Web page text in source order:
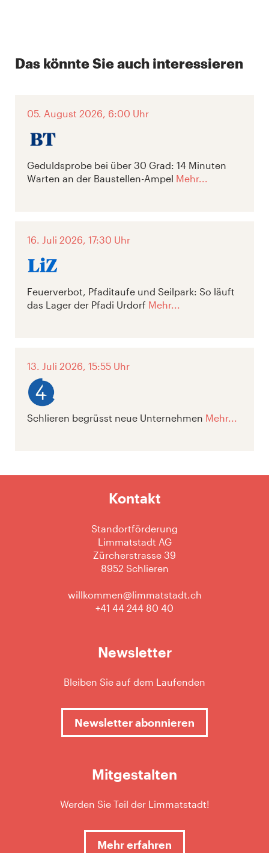
Das könnte Sie auch interessieren
05. August 2026, 6:00 Uhr
Geduldsprobe bei über 30 Grad: 14 Minuten
Warten an der Baustellen-Ampel Mehr...
16. Juli 2026, 17:30 Uhr
Feuerverbot, Pfaditaufe und Seilpark: So läuft
das Lager der Pfadi Urdorf Mehr...
13. Juli 2026, 15:55 Uhr
Schlieren begrüsst neue Unternehmen Mehr...
Kontakt
Standortförderung
Limmatstadt AG
Zürcherstrasse 39
8952 Schlieren
willkommen@limmatstadt.ch
+41 44 244 80 40
Newsletter
Bleiben Sie auf dem Laufenden
Newsletter abonnieren
Mitgestalten
Werden Sie Teil der Limmatstadt!
Mehr erfahren